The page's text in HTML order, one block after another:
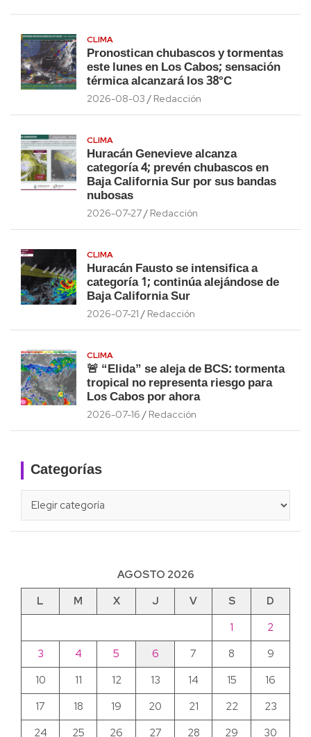
CLIMA
Pronostican chubascos y tormentas
este lunes en Los Cabos; sensación
térmica alcanzará los 38°C
2026-08-03 Redacción
CLIMA
Huracán Genevieve alcanza
categoría 4; prevén chubascos en
Baja California Sur por sus bandas
nubosas
2026-07-27 Redacción
CLIMA
Huracán Fausto se intensifica a
categoría 1; continúa alejándose de
Baja California Sur
2026-07-21 Redacción
CLIMA
🚨 “Elida” se aleja de BCS: tormenta
tropical no representa riesgo para
Los Cabos por ahora
2026-07-16 Redacción
Categorías
AGOSTO 2026
L
M X J V S
D
1
2
3
4 5 6 7 8
9
10
11 12 13 14 15
16
17
18 19 20 21 22
23
24
25 26 27 28 29 30